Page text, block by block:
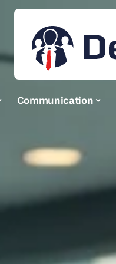
Communication